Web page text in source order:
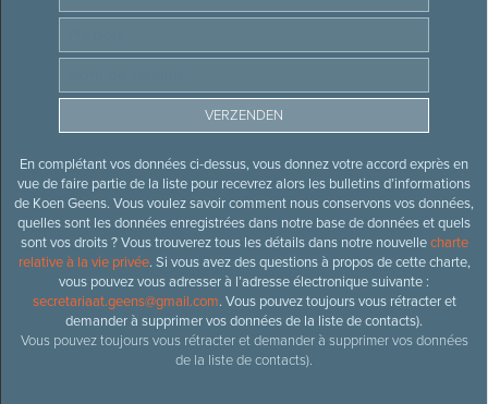
En complétant vos données ci-dessus, vous donnez votre accord exprès en
vue de faire partie de la liste pour recevrez alors les bulletins d’informations
de Koen Geens. Vous voulez savoir comment nous conservons vos données,
quelles sont les données enregistrées dans notre base de données et quels
sont vos droits ? Vous trouverez tous les détails dans notre nouvellecharte
relative à la vie privée. Si vous avez des questions à propos de cette charte,
vous pouvez vous adresser à l’adresse électronique suivante :
secretariaat.geens@gmail.com. Vous pouvez toujours vous rétracter et
demander à supprimer vos données de la liste de contacts).
Vous pouvez toujours vous rétracter et demander à supprimer vos données
de la liste de contacts).